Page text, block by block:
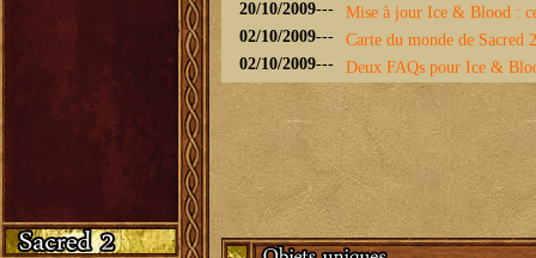
20/10/2009---
Mise à jour Ice & Blood :
02/10/2009---
Carte du monde de Sacred
02/10/2009--- Deux FAQs pour Ice &